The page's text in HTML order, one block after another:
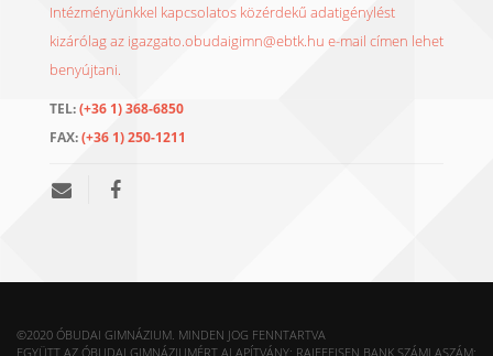
Intézményünkkel kapcsolatos közérdekű adatigénylést
kizárólag az igazgato.obudaigimn@ebtk.hu e-mail címen lehet
benyújtani.
TEL:(+36 1) 368-6850
FAX:(+36 1) 250-1211
©2020 ÓBUDAI GIMNÁZIUM. MINDEN JOG FENNTARTVA
EGYÜTT AZ ÓBUDAI GIMNÁZIUMÉRT ALAPÍTVÁNY: RAIFFEISEN BANK SZÁMLASZÁM: